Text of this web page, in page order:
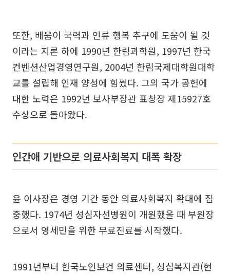
또한, 배움이 국력과 인류 행복 추구에 도움이 될 것
이라는 지론 하에 1990년 한림과학원, 1997년 한국
컨벤션산업경영연구원, 2004년 한림국제대학원대학
교를 설립해 인재 양성에 힘썼다. 그의 국가 공헌에
대한 노력은 1992년 보사부장관 표창장 제15927호
수상으로 돌아왔다.
인간애 기반으로 의료사회복지 대폭 확장
윤 이사장은 경영 기간 동안 의료사회복지 확대에 집
중했다. 1974년 성심자선병원이 개원했을 때 부원장
으로서 영세민을 위한 무료진료를 시작했다.
1991년부터 한국노인보건 의료센터, 성심복지관(현